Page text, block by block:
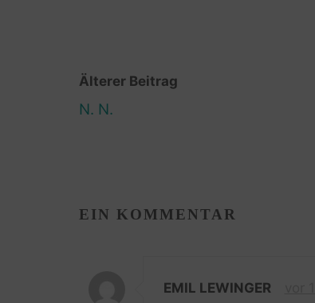
Älterer Beitrag
N. N.
EIN KOMMENTAR
EMIL LEWINGER